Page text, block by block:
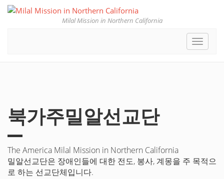
Milal Mission in Northern California
Toggle
북가주밀알선교단
The America Milal Mission in Northern California
밀알선교단은 장애인들에 대한 전도, 봉사, 계몽을 주 목적으
로 하는 선교단체입니다.